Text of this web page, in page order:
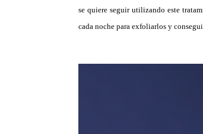
se quiere seguir utilizando este
cada noche para exfoliarlos y